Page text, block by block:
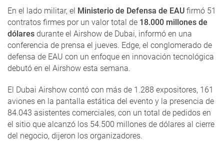
En el lado militar, el Ministerio de Defensa de EAU firmó 51
contratos firmes por un valor total de 18.000 millones de
dólares durante el Airshow de Dubai, informó en una
conferencia de prensa el jueves. Edge, el conglomerado de
defensa de EAU con un enfoque en innovación tecnológica
debutó en el Airshow esta semana.
El Dubai Airshow contó con más de 1.288 expositores, 161
aviones en la pantalla estática del evento y la presencia de
84.043 asistentes comerciales, con un total de pedidos en
el sitio que alcanzó los 54.500 millones de dólares al cierre
del negocio, dijeron los organizadores.